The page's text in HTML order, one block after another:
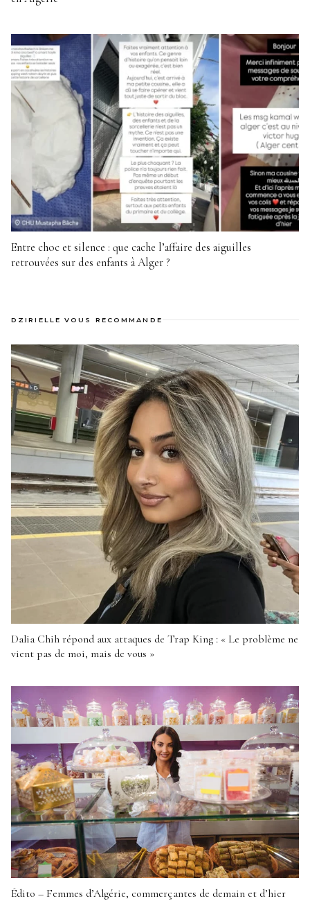
Entre choc et silence : que cache l’affaire des aiguilles
retrouvées sur des enfants à Alger ?
DZIRIELLE VOUS RECOMMANDE
Dalia Chih répond aux attaques de Trap King : « Le problème ne
vient pas de moi, mais de vous »
Édito – Femmes d’Algérie, commerçantes de demain et d’hier